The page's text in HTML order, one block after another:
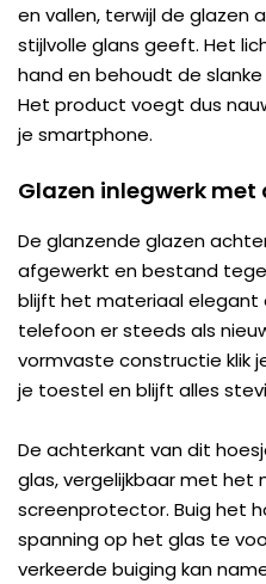
en vallen, terwijl de glazen
stijlvolle glans geeft. Het
hand en behoudt de
Het product voegt dus
je smartphone.
Glazen inlegwerk
De glanzende glazen
afgewerkt en bestand
blijft het materiaal elegant
telefoon er steeds als
vormvaste constructie klik
je toestel en blijft alles
De achterkant van dit
glas, vergelijkbaar met het
screenprotector. Buig het
spanning op het glas te
verkeerde buiging kan